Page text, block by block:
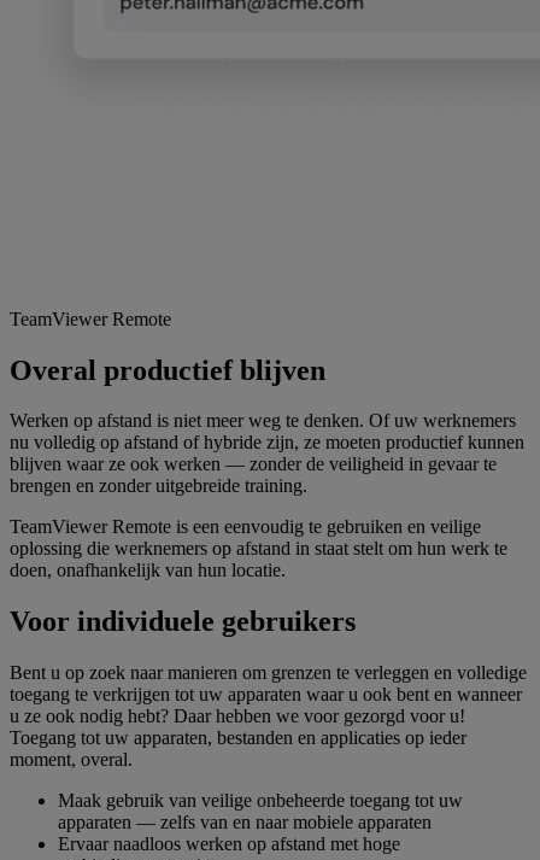
TeamViewer Remote
Overal productief blijven
Werken op afstand is niet meer weg te denken. Of uw werknemers
nu volledig op afstand of hybride zijn, ze moeten productief kunnen
blijven waar ze ook werken — zonder de veiligheid in gevaar te
brengen en zonder uitgebreide training.
TeamViewer Remote is een eenvoudig te gebruiken en veilige
oplossing die werknemers op afstand in staat stelt om hun werk te
doen, onafhankelijk van hun locatie.
Voor individuele gebruikers
Bent u op zoek naar manieren om grenzen te verleggen en volledige
toegang te verkrijgen tot uw apparaten waar u ook bent en wanneer
u ze ook nodig hebt? Daar hebben we voor gezorgd voor u!
Toegang tot uw apparaten, bestanden en applicaties op ieder
moment, overal.
Maak gebruik van veilige onbeheerde toegang tot uw
apparaten — zelfs van en naar mobiele apparaten
Ervaar naadloos werken op afstand met hoge